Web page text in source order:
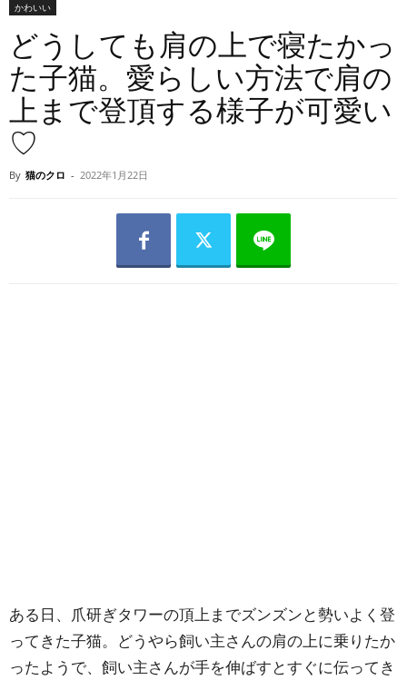
かわいい
どうしても肩の上で寝たかっ
た子猫。愛らしい方法で肩の
上まで登頂する様子が可愛い
♡
By 猫のクロ - 2022年1月22日
ある日、爪研ぎタワーの頂上までズンズンと勢いよく登
ってきた子猫。どうやら飼い主さんの肩の上に乗りたか
ったようで、飼い主さんが手を伸ばすとすぐに伝ってき